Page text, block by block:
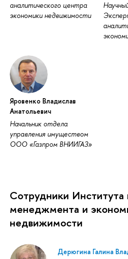
аналитического центра
экономики недвижимости
Яровенко Владислав
Анатольевич
Начальник отдела
управления имуществом
ООО «Газпром ВНИИГАЗ»
Сотрудники Института
менеджмента и
недвижимости
Дерюгина Галина